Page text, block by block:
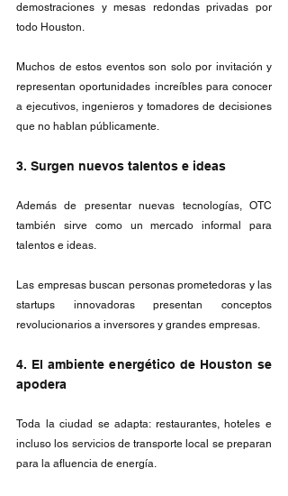
demostraciones y mesas redondas privadas por
todo Houston.
Muchos de estos eventos son solo por invitación y
representan oportunidades increíbles para conocer
a ejecutivos, ingenieros y tomadores de decisiones
que no hablan públicamente.
3. Surgen nuevos talentos e ideas
Además de presentar nuevas tecnologías, OTC
también sirve como un mercado informal para
talentos e ideas.
Las empresas buscan personas prometedoras y las
startups innovadoras presentan conceptos
revolucionarios a inversores y grandes empresas.
4. El ambiente energético de Houston se
apodera
Toda la ciudad se adapta: restaurantes, hoteles e
incluso los servicios de transporte local se preparan
para la afluencia de energía.